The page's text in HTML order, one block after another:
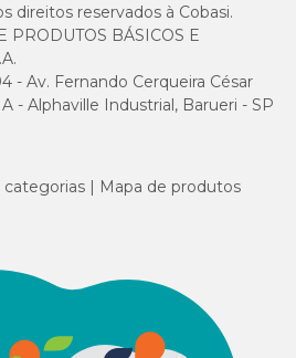
direitos reservados à Cobasi.
PRODUTOS BÁSICOS E
- Av. Fernando Cerqueira César
A - Alphaville Industrial, Barueri - SP
categorias Mapa de produtos